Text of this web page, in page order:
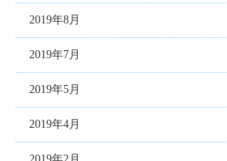
2019年8月
2019年7月
2019年5月
2019年4月